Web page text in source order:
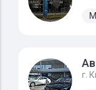
г.